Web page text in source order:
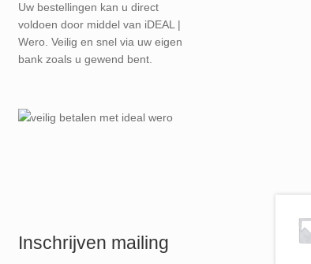
Uw bestellingen kan u direct
voldoen door middel van iDEAL |
Wero. Veilig en snel via uw eigen
bank zoals u gewend bent.
Inschrijven mailing